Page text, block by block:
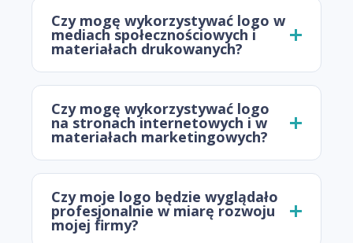
Czy mogę wykorzystywać logo w
mediach społecznościowych i
materiałach drukowanych?
Czy mogę wykorzystywać logo
na stronach internetowych i w
materiałach marketingowych?
Czy moje logo będzie wyglądało
profesjonalnie w miarę rozwoju
mojej firmy?